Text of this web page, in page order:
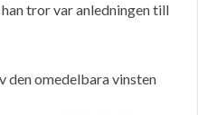
tror var anledningen till
den omedelbara vinsten